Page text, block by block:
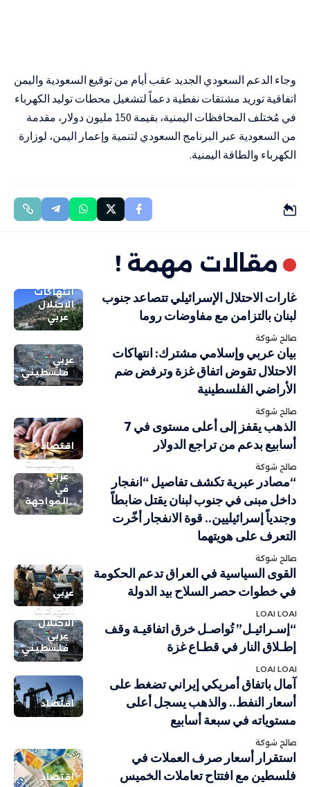
وجاء الدعم السعودي الجديد عقب أيام من توقيع السعودية واليمن
اتفاقية توريد مشتقات نفطية دعماً لتشغيل محطات توليد الكهرباء
في مُختلف المحافظات اليمنية، بقيمة 150 مليون دولار، مقدمة
من السعودية عبر البرنامج السعودي لتنمية وإعمار اليمن، لوزارة
الكهرباء والطاقة اليمنية.
مقالات مهمة !
انتهاكات
الاحتلال
عربي
غارات الاحتلال الإسرائيلي تتصاعد جنوب
لبنان بالتزامن مع مفاوضات روما
صالح شوكة
عربي
فلسطيني
بيان عربي وإسلامي مشترك: انتهاكات
الاحتلال تقوض اتفاق غزة وترفض ضم
الأراضي الفلسطينية
صالح شوكة
اقتصاد
الذهب يقفز إلى أعلى مستوى في 7
أسابيع بدعم من تراجع الدولار
صالح شوكة
إسرائيليات
عربي
في
المواجهة
“مصادر عبرية تكشف تفاصيل “انفجار
داخل مبنى في جنوب لبنان يقتل ضابطاً
وجندياً إسرائيليين.. قوة الانفجار أخّرت
التعرف على هويتهما
صالح شوكة
عربي
القوى السياسية في العراق تدعم الحكومة
في خطوات حصر السلاح بيد الدولة
LOAI LOAI
انتهاكات
الاحتلال
عربي
فلسطيني
“إسـرائيـل” تُواصـل خرق اتفاقيـة وقف
إطـلاق النار في قطـاع غزة
LOAI LOAI
اقتصاد
آمال باتفاق أمريكي إيراني تضغط على
أسعار النفط.. والذهب يسجل أعلى
مستوياته في سبعة أسابيع
صالح شوكة
اقتصاد
استقرار أسعار صرف العملات في
فلسطين مع افتتاح تعاملات الخميس